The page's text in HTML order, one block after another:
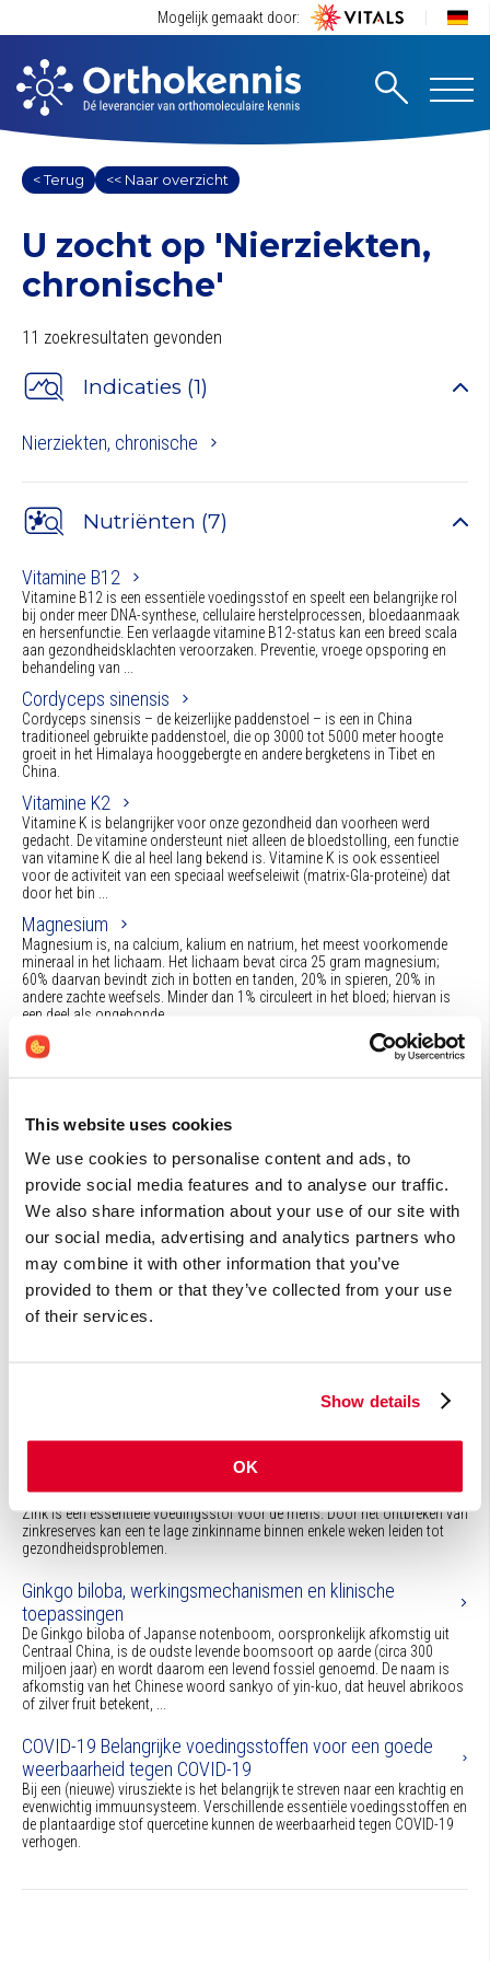
This website uses cookies
We use cookies to personalise content and ads, to
provide social media features and to analyse our traffic.
We also share information about your use of our site with
our social media, advertising and analytics partners who
may combine it with other information that you’ve
provided to them or that they’ve collected from your use
of their services.
Show details
OK
Mogelijk gemaakt door:
< Terug << Naar overzicht
U zocht op 'Nierziekten,
chronische'
11 zoekresultaten gevonden
Indicaties (1)
Nierziekten, chronische
Nutriënten (7)
Vitamine B12
Vitamine B12 is een essentiële voedingsstof en speelt een belangrijke rol
bij onder meer DNA-synthese, cellulaire herstelprocessen, bloedaanmaak
en hersenfunctie. Een verlaagde vitamine B12-status kan een breed scala
aan gezondheidsklachten veroorzaken. Preventie, vroege opsporing en
behandeling van ...
Cordyceps sinensis
Cordyceps sinensis – de keizerlijke paddenstoel – is een in China
traditioneel gebruikte paddenstoel, die op 3000 tot 5000 meter hoogte
groeit in het Himalaya hooggebergte en andere bergketens in Tibet en
China.
Vitamine K2
Vitamine K is belangrijker voor onze gezondheid dan voorheen werd
gedacht. De vitamine ondersteunt niet alleen de bloedstolling, een functie
van vitamine K die al heel lang bekend is. Vitamine K is ook essentieel
voor de activiteit van een speciaal weefseleiwit (matrix-Gla-proteïne) dat
door het bin ...
Magnesium
Magnesium is, na calcium, kalium en natrium, het meest voorkomende
mineraal in het lichaam. Het lichaam bevat circa 25 gram magnesium;
60% daarvan bevindt zich in botten en tanden, 20% in spieren, 20% in
andere zachte weefsels. Minder dan 1% circuleert in het bloed; hiervan is
een deel als ongebonde ...
Zink
stabilisering van de eiwitstructuur).
Ubiquinol
Ubiquinol is de gereduceerde vorm van co-enzym Q10. Het lichaam wordt
zowel door eigen productie als door inname via de voeding voorzien van
co-enzym Q10. De vetoplosbare stof is onmisbaar voor de productie van
energie (ATP) in celmitochondriën, fungeert als antioxidant in
celmembranen en lipoproteï ...
Co-enzym Q10
Co-enzym Q10 is een stof die het lichaam zelf maakt, vooral ten behoeve
van de energieproductie in mitochondriën (celorganellen die
verantwoordelijk zijn voor de energieproductie) en vanwege zijn
Artikelen (3)
Zink voor een gezonde basis
Zink is een essentiële voedingsstof voor de mens. Door het ontbreken van
zinkreserves kan een te lage zinkinname binnen enkele weken leiden tot
gezondheidsproblemen.
Ginkgo biloba, werkingsmechanismen en klinische
toepassingen
De Ginkgo biloba of Japanse notenboom, oorspronkelijk afkomstig uit
Centraal China, is de oudste levende boomsoort op aarde (circa 300
miljoen jaar) en wordt daarom een levend fossiel genoemd. De naam is
afkomstig van het Chinese woord sankyo of yin-kuo, dat heuvel abrikoos
of zilver fruit betekent, ...
COVID-19 Belangrijke voedingsstoffen voor een goede
weerbaarheid tegen COVID-19
Bij een (nieuwe) virusziekte is het belangrijk te streven naar een krachtig en
evenwichtig immuunsysteem. Verschillende essentiële voedingsstoffen en
de plantaardige stof quercetine kunnen de weerbaarheid tegen COVID-19
verhogen.